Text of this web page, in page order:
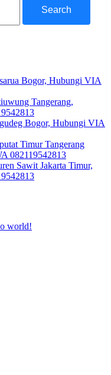
Bogor, Hubungi VIA
Tangerang,
Bogor, Hubungi VIA
Timur Tangerang
082119542813
Sawit Jakarta Timur,
world!